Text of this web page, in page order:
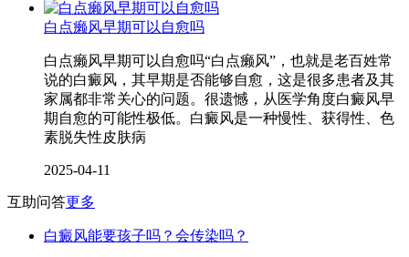
白点癞风早期可以自愈吗
白点癞风早期可以自愈吗“白点癞风”，也就是老百姓常
说的白癜风，其早期是否能够自愈，这是很多患者及其
家属都非常关心的问题。很遗憾，从医学角度白癜风早
期自愈的可能性极低。白癜风是一种慢性、获得性、色
素脱失性皮肤病
2025-04-11
互助问答更多
白癜风能要孩子吗？会传染吗？